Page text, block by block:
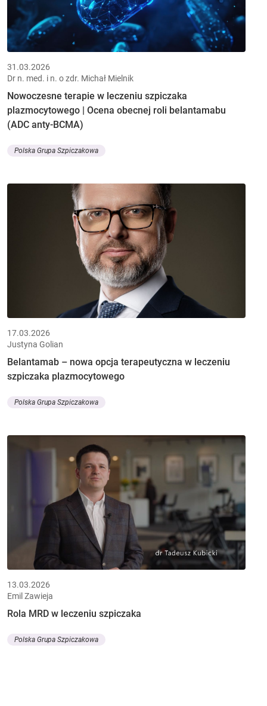
31.03.2026
Dr n. med. i n. o zdr. Michał Mielnik
Nowoczesne terapie w leczeniu szpiczaka
plazmocytowego | Ocena obecnej roli belantamabu
(ADC anty-BCMA)
Polska Grupa Szpiczakowa
17.03.2026
Justyna Golian
Belantamab – nowa opcja terapeutyczna w leczeniu
szpiczaka plazmocytowego
Polska Grupa Szpiczakowa
13.03.2026
Emil Zawieja
Rola MRD w leczeniu szpiczaka
Polska Grupa Szpiczakowa